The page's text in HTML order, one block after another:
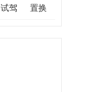
试驾 置换